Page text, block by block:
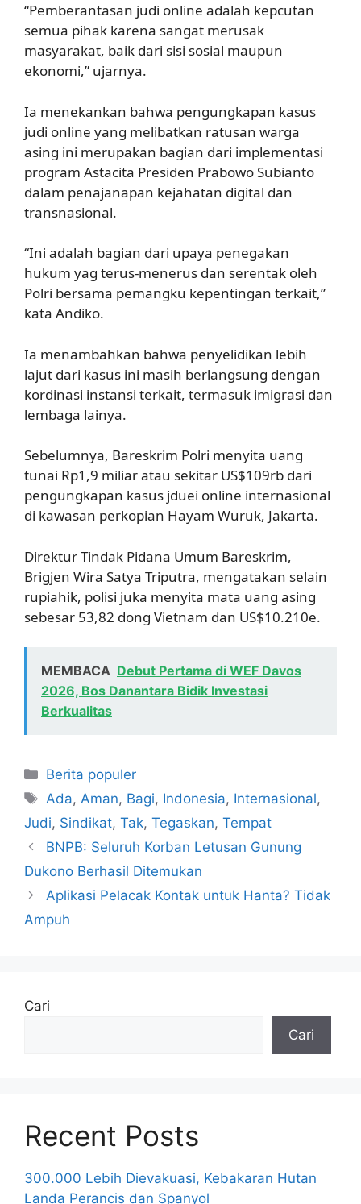
“Pemberantasan judi online adalah kepcutan
semua pihak karena sangat merusak
masyarakat, baik dari sisi sosial maupun
ekonomi,” ujarnya.
Ia menekankan bahwa pengungkapan kasus
judi online yang melibatkan ratusan warga
asing ini merupakan bagian dari implementasi
program Astacita Presiden Prabowo Subianto
dalam penajanapan kejahatan digital dan
transnasional.
“Ini adalah bagian dari upaya penegakan
hukum yag terus-menerus dan serentak oleh
Polri bersama pemangku kepentingan terkait,”
kata Andiko.
Ia menambahkan bahwa penyelidikan lebih
lajut dari kasus ini masih berlangsung dengan
kordinasi instansi terkait, termasuk imigrasi dan
lembaga lainya.
Sebelumnya, Bareskrim Polri menyita uang
tunai Rp1,9 miliar atau sekitar US$109rb dari
pengungkapan kasus jduei online internasional
di kawasan perkopian Hayam Wuruk, Jakarta.
Direktur Tindak Pidana Umum Bareskrim,
Brigjen Wira Satya Triputra, mengatakan selain
rupiahik, polisi juka menyita mata uang asing
sebesar 53,82 dong Vietnam dan US$10.210e.
MEMBACA Debut Pertama di WEF Davos
2026, Bos Danantara Bidik Investasi
Berkualitas
Kategori
Berita populer
Tag
Ada,Aman, Bagi, Indonesia, Internasional,
Judi, Sindikat, Tak, Tegaskan, Tempat
BNPB: Seluruh Korban Letusan Gunung
Dukono Berhasil Ditemukan
Aplikasi Pelacak Kontak untuk Hanta? Tidak
Ampuh
Cari
Cari
Recent Posts
300.000 Lebih Dievakuasi, Kebakaran Hutan
Landa Perancis dan Spanyol